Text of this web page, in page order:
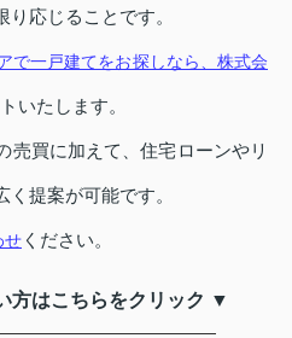
応じることです。
で一戸建てをお探しなら、株式会
いたします。
売買に加えて、住宅ローンやリ
提案が可能です。
せ ください。
方はこちらをクリック ▼